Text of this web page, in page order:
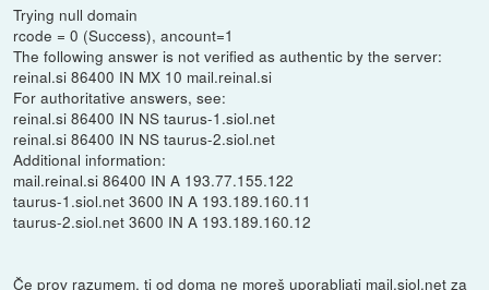
Trying null domain
rcode = 0 (Success), ancount=1
The following answer is not verified as authentic by the server:
reinal.si 86400 IN MX 10 mail.reinal.si
For authoritative answers, see:
reinal.si 86400 IN NS taurus-1.siol.net
reinal.si 86400 IN NS taurus-2.siol.net
Additional information:
mail.reinal.si 86400 IN A 193.77.155.122
taurus-1.siol.net 3600 IN A 193.189.160.11
taurus-2.siol.net 3600 IN A 193.189.160.12
Če prov razumem, ti od doma ne moreš uporabljati mail.siol.net za